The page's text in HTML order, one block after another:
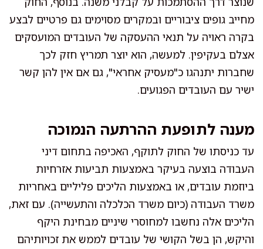
מחייב גופים ציבוריים ובמקרים מסוימים גם פרטיים לבצע
בקרה ראויה על תנאי ההעסקה של העובדים המועסקים
אצלם בעקיפין. למעשה, הוא יוצר תמריץ חזק לכך
שחברות יתנהגו כ"מעסיק אחראי", גם אם אין להן קשר
ישיר עם העובדים הפגועים.
מענה לתופעת ההרתעה הנמוכה
עד כניסתו של החוק לתוקף, האכיפה בתחום דיני
העבודה בוצעה בעיקר באמצעות תביעות אזרחיות
ביוזמת עובדים, או באמצעות הליכים פליליים באחריות
משרד העבודה (כיום משרד הכלכלה והתעשייה). עם זאת,
הליכים אלה נחשבו למחוסרי שיניים מבחינת היקף
והיקש, הן בשל הקושי של עובדים לממש את זכויותיהם